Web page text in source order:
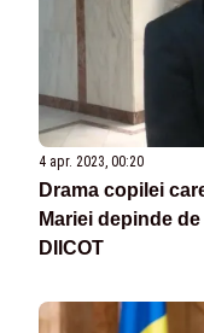
4 apr. 2023, 00:20
Drama copilei
Mariei depinde
DIICOT